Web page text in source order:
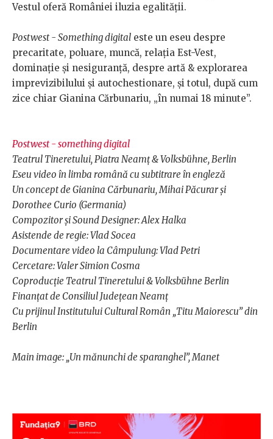
Vestul oferă României iluzia egalității.
Postwest - Something digital este un eseu despre
precaritate, poluare, muncă, relația Est-Vest,
dominație și nesiguranță, despre artă & explorarea
imprevizibilului și autochestionare, și totul, după cum
zice chiar Gianina Cărbunariu, „în numai 18 minute”.
Postwest - something digital
Teatrul Tineretului, Piatra Neamț & Volksbühne, Berlin
Eseu video în limba română cu subtitrare în engleză
Un concept de Gianina Cărbunariu, Mihai Păcurar și
Dorothee Curio (Germania)
Compozitor și Sound Designer: Alex Halka
Asistende de regie: Vlad Socea
Documentare video la Câmpulung: Vlad Petri
Cercetare: Valer Simion Cosma
Coproducție Teatrul Tineretului & Volksbühne Berlin
Finanțat de Consiliul Județean Neamț
Cu prijinul Institutului Cultural Român „Titu Maiorescu” din
Berlin
Main image: „Un mănunchi de sparanghel”, Manet